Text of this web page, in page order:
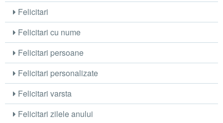
Felicitari
Felicitari cu nume
Felicitari persoane
Felicitari personalizate
Felicitari varsta
Felicitari zilele anului